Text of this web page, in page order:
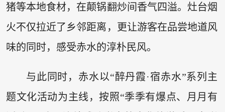
猪等本地食材，在颠锅翻炒间香气四溢。灶台烟
火不仅拉近了乡邻距离，更让游客在品尝地道风
味的同时，感受赤水的淳朴民风。
与此同时，赤水以“醉丹霞·宿赤水”系列主
题文化活动为主线，按照“季季有爆点、月月有